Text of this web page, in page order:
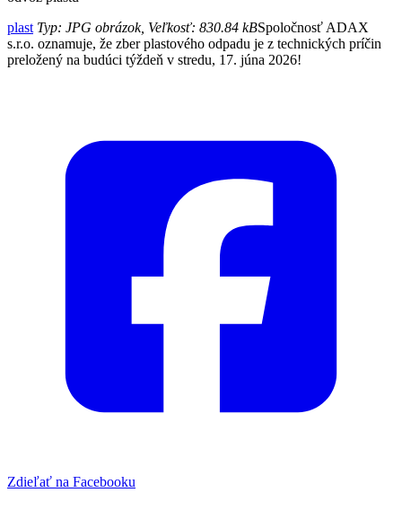
plast Typ: JPG obrázok, Veľkosť: 830.84 kBSpoločnosť ADAX
s.r.o. oznamuje, že zber plastového odpadu je z technických príčin
preložený na budúci týždeň v stredu, 17. júna 2026!
Zdieľať na Facebooku